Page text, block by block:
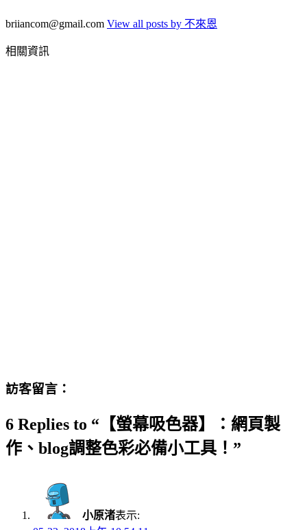
briiancom@gmail.com View all posts by 不來恩
相關資訊
訪客留言：
6 Replies to “【螢幕吸色器】：網頁製
作、blog調整色彩必備小工具！”
小原渚表示: